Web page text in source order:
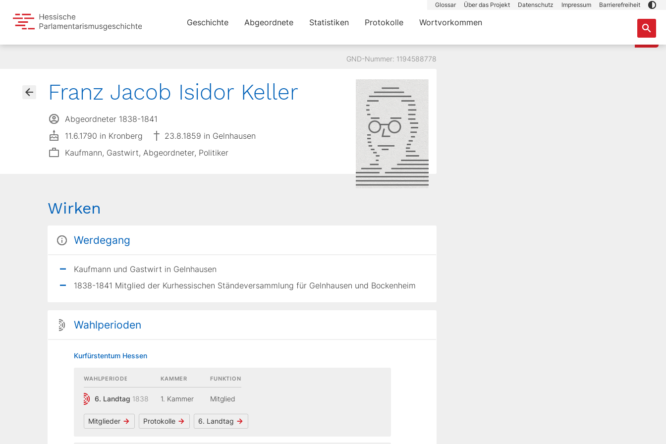
Glossar Über das Projekt Datenschutz Impressum Barrierefreiheit
Geschichte Abgeordnete Statistiken Protokolle Wortvorkommen
GND-Nummer: 1194588778
Franz Jacob Isidor Keller
Abgeordneter 1838-1841
11.6.1790 in Kronberg
23.8.1859 in Gelnhausen
Kaufmann, Gastwirt, Abgeordneter, Politiker
Wirken
Werdegang
Kaufmann und Gastwirt in Gelnhausen
1838-1841 Mitglied der Kurhessischen Ständeversammlung für Gelnhausen und Bockenheim
Wahlperioden
Kurfürstentum Hessen
WAHLPERIODE
6. Landtag 1838
KAMMER
1. Kammer
FUNKTION
Mitglied
Mitglieder Protokolle 6. Landtag